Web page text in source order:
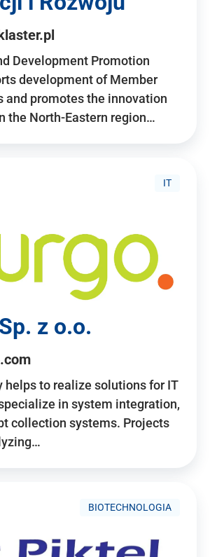
Development Promotion
development of Member
and promotes the innovation
the North-Eastern region…
IT
z o.o.
helps to realize solutions for IT
in system integration,
collection systems. Projects
BIOTECHNOLOGIA